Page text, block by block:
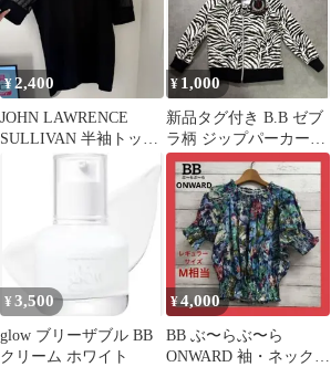
¥2,400
JOHN LAWRENCE
SULLIVAN 半袖トップ
ス ブラック
¥ 1,000
新品タグ付き B.B ゼブ
ラ柄 ジップパーカー
120cm
¥ 3,500
glow ブリーザブル BB
クリーム ホワイト
¥4,000
BB ぶ〜らぶ〜ら
ONWARD 袖・ネック•